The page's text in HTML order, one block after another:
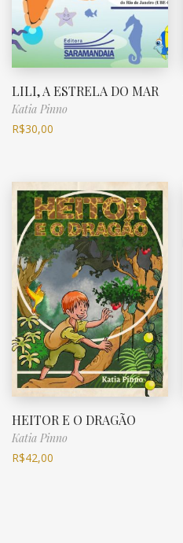
LILI, A ESTRELA DO MAR
Katia Pinno
R$30,00
HEITOR E O DRAGÃO
Katia Pinno
R$42,00